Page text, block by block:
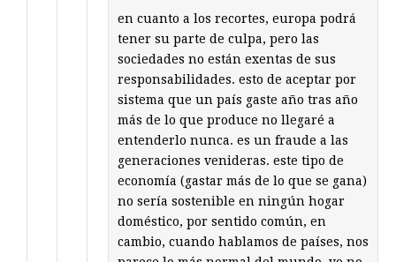
en cuanto a los recortes, europa podrá
tener su parte de culpa, pero las
sociedades no están exentas de sus
responsabilidades. esto de aceptar por
sistema que un país gaste año tras año
más de lo que produce no llegaré a
entenderlo nunca. es un fraude a las
generaciones venideras. este tipo de
economía (gastar más de lo que se gana)
no sería sostenible en ningún hogar
doméstico, por sentido común, en
cambio, cuando hablamos de países, nos